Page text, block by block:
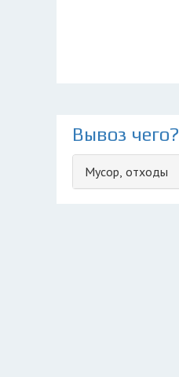
Вывоз чего?
Мусор, отходы